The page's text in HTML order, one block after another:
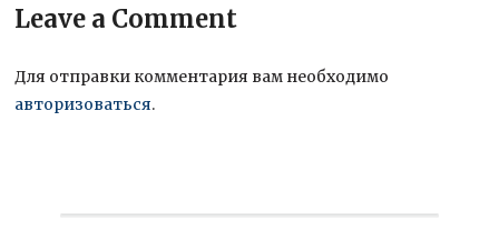
Leave a Comment
Для отправки комментария вам необходимо
авторизоваться.